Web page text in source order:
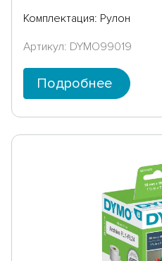
Комплектация: Рулон
Артикул: DYMO99019
Подробнее